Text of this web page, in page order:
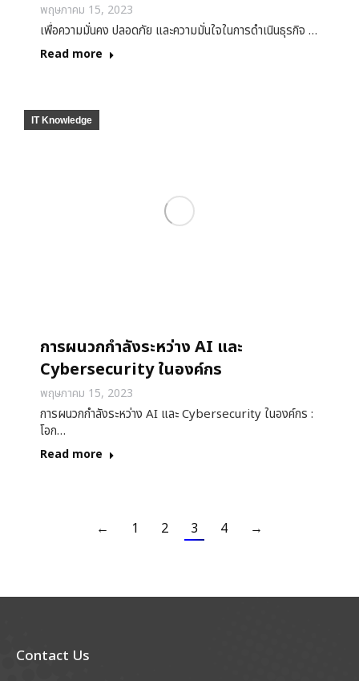
พฤษภาคม 15, 2023
เพื่อความมั่นคง ปลอดภัย และความมั่นใจในการดำเนินธุรกิจ …
Read more
IT Knowledge
การผนวกกำลังระหว่าง AI และ
Cybersecurity ในองค์กร
พฤษภาคม 15, 2023
การผนวกกำลังระหว่าง AI และ Cybersecurity ในองค์กร :
โอก…
Read more
← 1 2 3 4 →
Contact Us